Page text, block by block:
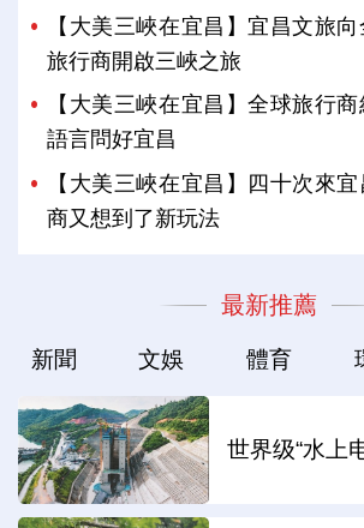
【大美三峽在宜昌】宜昌文旅
旅行商開啟三峽之旅
【大美三峽在宜昌】全球旅行
語言問好宜昌
【大美三峽在宜昌】四十次來
商又想到了新玩法
最新推薦
新聞 文娛 體育
世界级“水上